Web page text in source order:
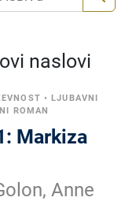
naslovi
•LJUBAVNI
ROMAN
Markiza
Anne